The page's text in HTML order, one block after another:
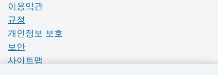
이용약관
규정
개인정보 보호
보안
사이트맵